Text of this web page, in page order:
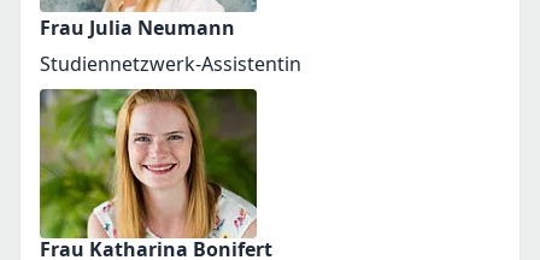
Frau Julia Neumann
Studiennetzwerk-Assistentin
Frau Katharina Bonifert